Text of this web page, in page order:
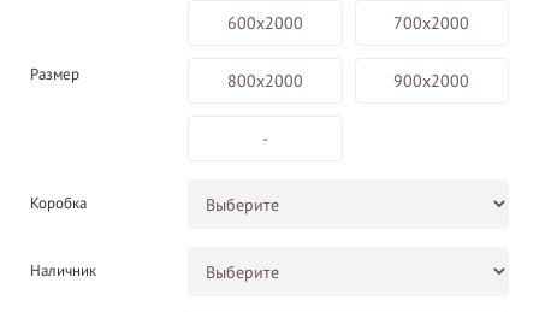
Размер
600х2000 700х2000
800х2000 900х2000
-
Коробка
Наличник